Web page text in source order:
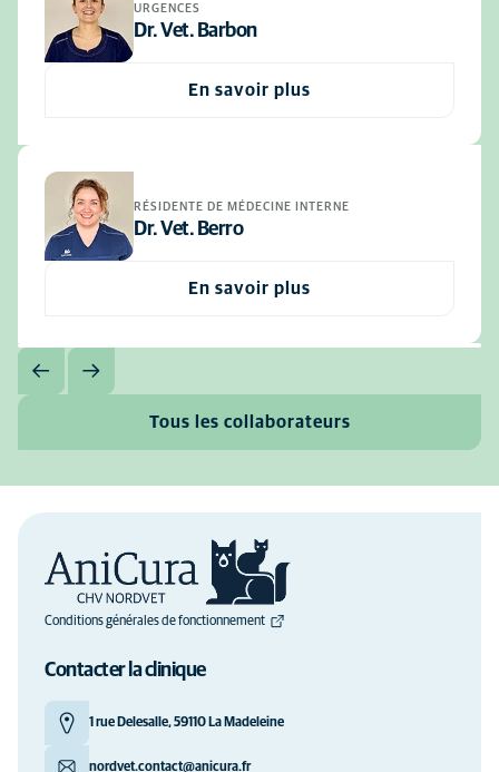
URGENCES
Dr. Vet. Barbon
En savoir plus
RÉSIDENTE DE MÉDECINE INTERNE
Dr. Vet. Berro
En savoir plus
Tous les collaborateurs
Conditions générales de fonctionnement
Contacter la clinique
1 rue Delesalle, 59110 La Madeleine
nordvet.contact@anicura.fr